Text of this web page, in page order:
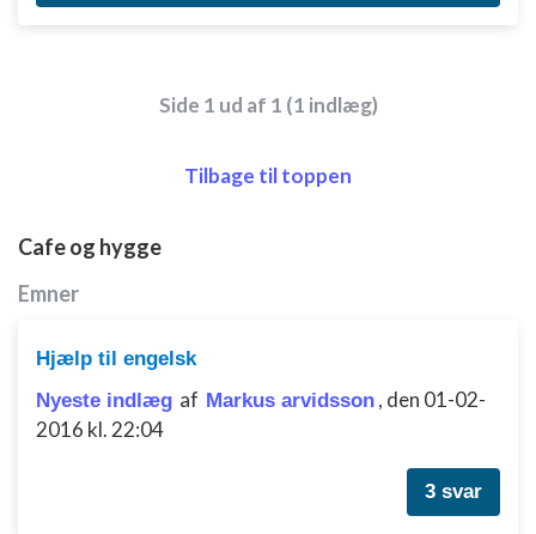
Side 1 ud af 1 (1 indlæg)
Tilbage til toppen
Cafe og hygge
Emner
Hjælp til engelsk
Nyeste indlæg af Markus arvidsson , den 01-02-
2016 kl. 22:04
3 svar